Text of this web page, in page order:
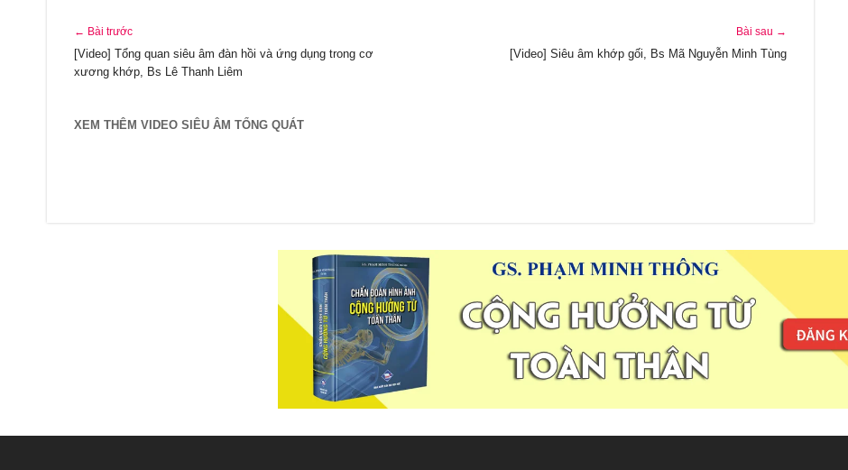
← Bài trước
[Video] Tổng quan siêu âm đàn hồi và ứng dụng trong cơ
xương khớp, Bs Lê Thanh Liêm
Bài sau →
[Video] Siêu âm khớp gối, Bs Mã Nguyễn Minh Tùng
XEM THÊM VIDEO SIÊU ÂM TỔNG QUÁT